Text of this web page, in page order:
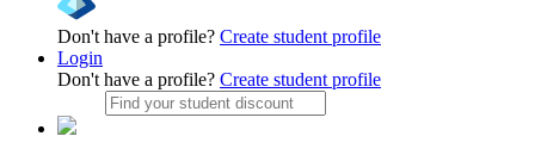
Don't have a profile? Create student profile
Login
Don't have a profile? Create student profile